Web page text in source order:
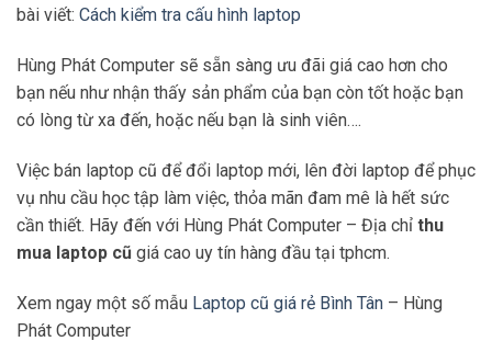
bài viết: Cách kiểm tra cấu hình laptop
Hùng Phát Computer sẽ sẵn sàng ưu đãi giá cao hơn cho
bạn nếu như nhận thấy sản phẩm của bạn còn tốt hoặc bạn
có lòng từ xa đến, hoặc nếu bạn là sinh viên….
Việc bán laptop cũ để đổi laptop mới, lên đời laptop để phục
vụ nhu cầu học tập làm việc, thỏa mãn đam mê là hết sức
cần thiết. Hãy đến với Hùng Phát Computer – Địa chỉ thu
mua laptop cũ giá cao uy tín hàng đầu tại tphcm.
Xem ngay một số mẫu Laptop cũ giá rẻ Bình Tân – Hùng
Phát Computer